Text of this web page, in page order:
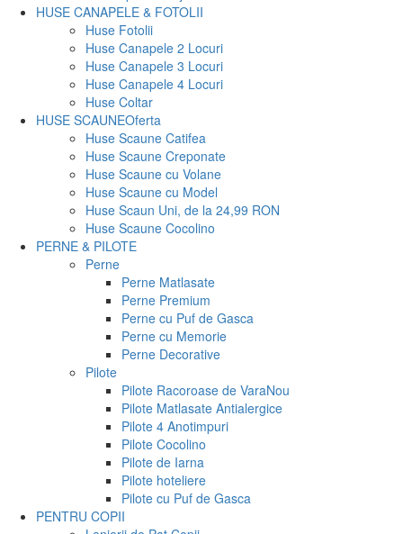
HUSE CANAPELE & FOTOLII
Huse Fotolii
Huse Canapele 2 Locuri
Huse Canapele 3 Locuri
Huse Canapele 4 Locuri
Huse Coltar
HUSE SCAUNEOferta
Huse Scaune Catifea
Huse Scaune Creponate
Huse Scaune cu Volane
Huse Scaune cu Model
Huse Scaun Uni, de la 24,99 RON
Huse Scaune Cocolino
PERNE & PILOTE
Perne
Perne Matlasate
Perne Premium
Perne cu Puf de Gasca
Perne cu Memorie
Perne Decorative
Pilote
Pilote Racoroase de VaraNou
Pilote Matlasate Antialergice
Pilote 4 Anotimpuri
Pilote Cocolino
Pilote de Iarna
Pilote hoteliere
Pilote cu Puf de Gasca
PENTRU COPII